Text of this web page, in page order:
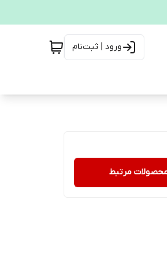
ورود | ثبت‌نام
مرتبط